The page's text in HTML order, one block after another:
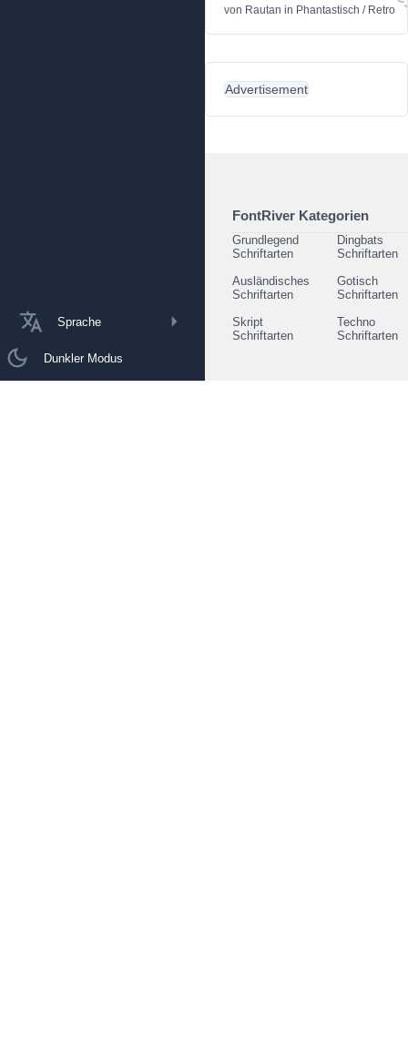
Sprache
Dunkler Modus
von Rautan in Phantastisch / Retro
Advertisement
FontRiver Kategorien
Grundlegend
Schriftarten
Dingbats
Schriftarten
Ausländisches
Schriftarten
Gotisch
Schriftarten
Skript
Schriftarten
Techno
Schriftarten